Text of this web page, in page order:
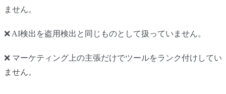
ません。
❌ AI検出を盗用検出と同じものとして扱っていません。
❌ マーケティング上の主張だけでツールをランク付けしてい
ません。